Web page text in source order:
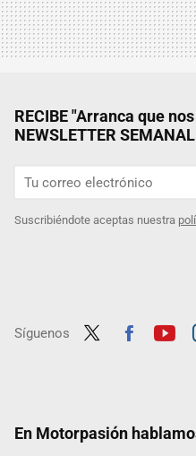
RECIBE "Arranca que
NEWSLETTER SEMANAL
Suscribiéndote aceptas nuestra
Síguenos
En Motorpasión